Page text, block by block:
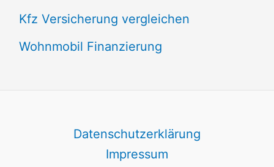
Kfz Versicherung vergleichen
Wohnmobil Finanzierung
Datenschutzerklärung
Impressum